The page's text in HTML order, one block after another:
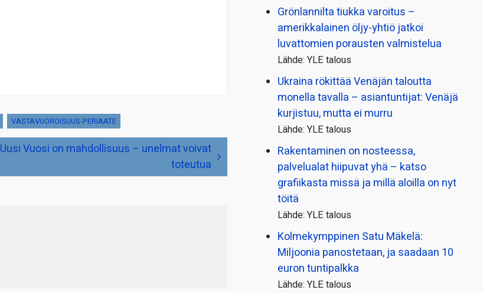
VASTAVUOROISUUS-PERIAATE
Uusi Vuosi on mahdollisuus – unelmat voivat
toteutua
Grönlannilta tiukka varoitus –
amerikkalainen öljy-yhtiö jatkoi
luvattomien porausten valmistelua
Lähde: YLE talous
Ukraina rökittää Venäjän taloutta
monella tavalla – asiantuntijat: Venäjä
kurjistuu, mutta ei murru
Lähde: YLE talous
Rakentaminen on nosteessa,
palvelualat hiipuvat yhä – katso
grafiikasta missä ja millä aloilla on nyt
töitä
Lähde: YLE talous
Kolmekymppinen Satu Mäkelä:
Miljoonia panostetaan, ja saadaan 10
euron tuntipalkka
Lähde: YLE talous